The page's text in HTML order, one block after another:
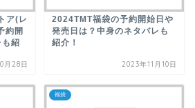
ア(レ
約開
紹
月28日
2024TMT福袋の予約開始日や
発売日は？中身のネタバレも
紹介！
2023年11月10日
福袋